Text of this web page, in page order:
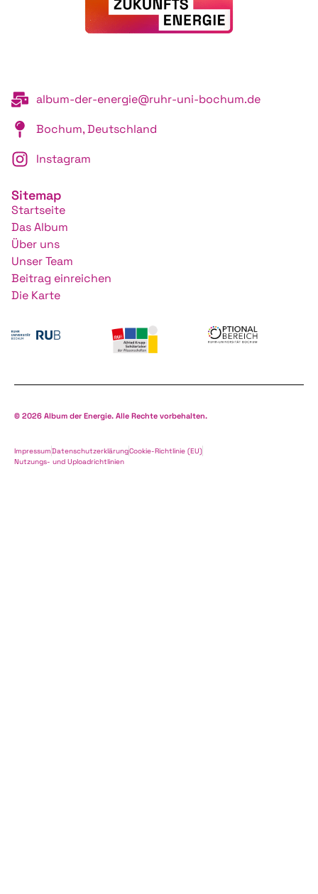
album-der-energie@ruhr-uni-bochum.de
Bochum, Deutschland
Instagram
Sitemap
Startseite
Das Album
Über uns
Unser Team
Beitrag einreichen
Die Karte
© 2026 Album der Energie. Alle Rechte vorbehalten.
ImpressumDatenschutzerklärungCookie-Richtlinie (EU)
Nutzungs- und Uploadrichtlinien